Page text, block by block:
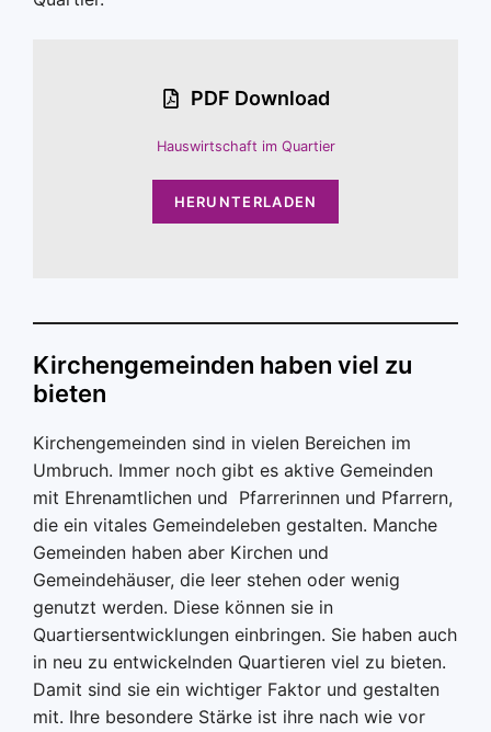
PDF Download
Hauswirtschaft im Quartier
HERUNTERLADEN
Kirchengemeinden haben viel zu
bieten
Kirchengemeinden sind in vielen Bereichen im
Umbruch. Immer noch gibt es aktive Gemeinden
mit Ehrenamtlichen und Pfarrerinnen und Pfarrern,
die ein vitales Gemeindeleben gestalten. Manche
Gemeinden haben aber Kirchen und
Gemeindehäuser, die leer stehen oder wenig
genutzt werden. Diese können sie in
Quartiersentwicklungen einbringen. Sie haben auch
in neu zu entwickelnden Quartieren viel zu bieten.
Damit sind sie ein wichtiger Faktor und gestalten
mit. Ihre besondere Stärke ist ihre nach wie vor